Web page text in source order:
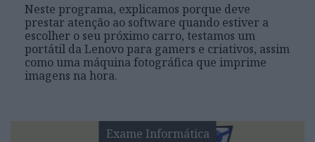
Neste programa, explicamos porque deve
prestar atenção ao software quando estiver a
escolher o seu próximo carro, testamos um
portátil da Lenovo para gamers e criativos, assim
como uma máquina fotográfica que imprime
imagens na hora.
Exame Informática